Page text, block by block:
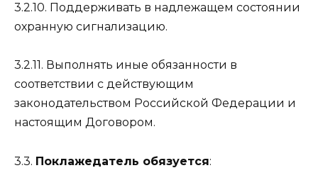
3.2.10. Поддерживать в надлежащем состоянии
охранную сигнализацию.
3.2.11. Выполнять иные обязанности в
соответствии с действующим
законодательством Российской Федерации и
настоящим Договором.
3.3. Поклажедатель обязуется: